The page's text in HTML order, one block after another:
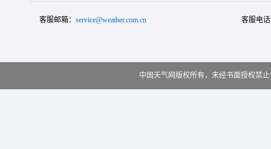
客服邮箱： service@weather.com.cn 客服电
中国天气网版权所有，未经书面授权